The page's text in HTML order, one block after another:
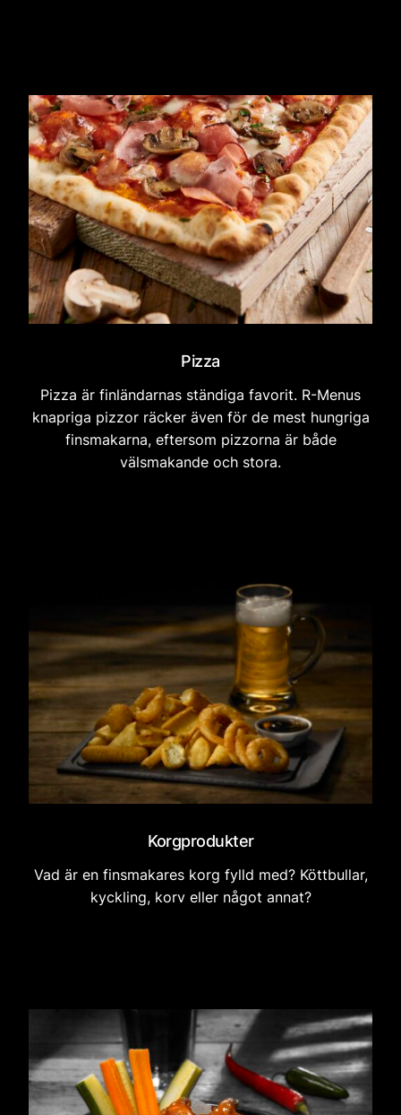
Pizza
Pizza är finländarnas ständiga favorit. R-Menus
knapriga pizzor räcker även för de mest hungriga
finsmakarna, eftersom pizzorna är både
välsmakande och stora.
Korgprodukter
Vad är en finsmakares korg fylld med? Köttbullar,
kyckling, korv eller något annat?